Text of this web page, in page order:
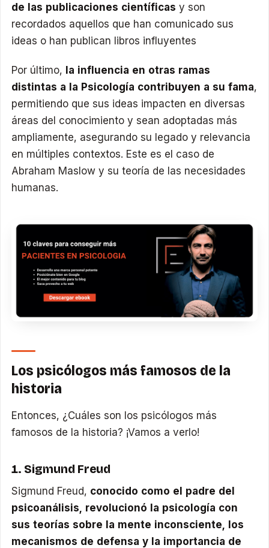
de las publicaciones científicas y son
recordados aquellos que han comunicado sus
ideas o han publican libros influyentes
Por último, la influencia en otras ramas
distintas a la Psicología contribuyen a su fama,
permitiendo que sus ideas impacten en diversas
áreas del conocimiento y sean adoptadas más
ampliamente, asegurando su legado y relevancia
en múltiples contextos. Este es el caso de
Abraham Maslow y su teoría de las necesidades
humanas.
Los psicólogos más famosos de la
historia
Entonces, ¿Cuáles son los psicólogos más
famosos de la historia? ¡Vamos a verlo!
1. Sigmund Freud
Sigmund Freud, conocido como el padre del
psicoanálisis, revolucionó la psicología con
sus teorías sobre la mente inconsciente, los
mecanismos de defensa y la importancia de